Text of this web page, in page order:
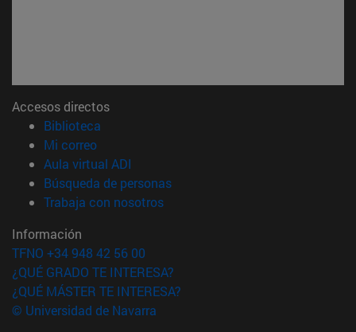
Accesos directos
Biblioteca
Mi correo(abre en nueva ventana)
Aula virtual ADI
Búsqueda de personas(abre en nueva ventana)
Trabaja con nosotros(abre en nueva ventana)
Información
TFNO +34 948 42 56 00
¿QUÉ GRADO TE INTERESA?
¿QUÉ MÁSTER TE INTERESA?
© Universidad de Navarra